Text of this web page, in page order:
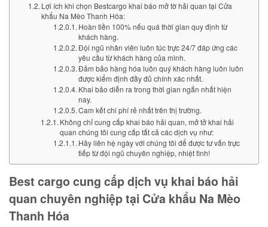
Lợi ích khi chọn Bestcargo khai báo mở tờ hải quan tại Cửa
khẩu Na Mèo Thanh Hóa:
Hoàn tiền 100% nếu quá thời gian quy định từ
khách hàng.
Đội ngũ nhân viên luôn túc trực 24/7 đáp ứng các
yêu cầu từ khách hàng của mình.
Đảm bảo hàng hóa luôn quý khách hàng luôn luôn
được kiểm định đầy đủ chính xác nhất.
Khai bảo diễn ra trong thời gian ngắn nhất hiện
nay.
Cam kết chi phí rẻ nhất trên thị trường.
Không chỉ cung cấp khai báo hải quan, mở tở khai hải
quan chúng tôi cung cấp tất cả các dịch vụ như:
Hãy liên hệ ngày với chúng tôi để được tư vấn trực
tiếp từ đội ngũ chuyên nghiệp, nhiệt tình!
Best cargo cung cấp dịch vụ khai báo hải
quan chuyên nghiệp tại Cửa khẩu Na Mèo
Thanh Hóa